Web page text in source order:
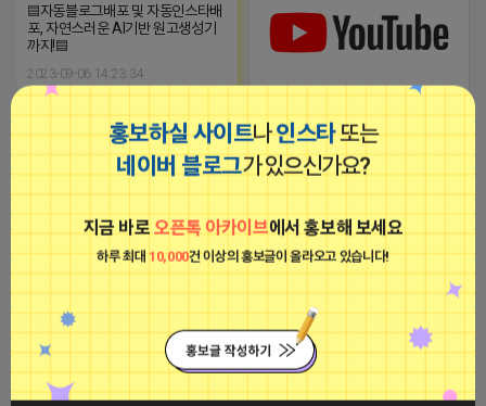
홍보하실 사이트나인스타또는
네이버 블로그가 있으신가요?
지금 바로오픈톡 아카이브에서 홍보해 보세요
하루 최대 10,000건 이상의 홍보글이 올라오고 있습니다!
▤자동블로그배포 및 자동인스타배
포, 자연스러운 AI기반 원고생성기
까지!▤
2023-09-06 14:23:34
1️⃣ op.ed.ost.삽입곡,모음집 등등
제작하는 채널 3️⃣ 보컬, 더빙, 애니
소식 준비중 4️⃣ 오프라인영상, 행사,
오프라인매장 브이로그 올리는 채
널 5️⃣ 원하시는 애니 노래 있으시면
신청가능합니다 6️⃣ 풀영상으로 하
이라이트 꽉채우는 채널 ※시청하
고 좋아요 구독 알림설정 댓글 부탁
드립니다(영상제작에 큰힘이 됩니
다)
https://youtube.com/
si=1q_QihwQFHRuOIIk
2026-04-17 17:38 댓글: 0개
애교뿜뿜 어피치
비공개